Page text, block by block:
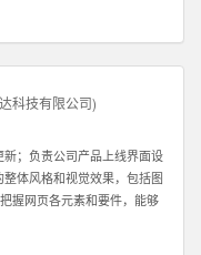
任。 4：除了热爱销售，你
备这种科学化管理的能力。
管理一个业务团队。 6：必
意深入了解一个行业，掌握
户。目前我们希望能够找到
经验的人才。 如果你有激
，也能熟悉使用电脑，QQ
这些都不重要。我们都欢迎
科技有限公司)
；负责公司产品上线界面设
体风格和视觉效果，包括图
握网页各元素和要件，能够
，负责网站整体架构的设计
； 5、认真做好各类信息和